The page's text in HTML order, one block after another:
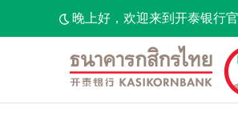
晚上好，欢迎来到开泰银行